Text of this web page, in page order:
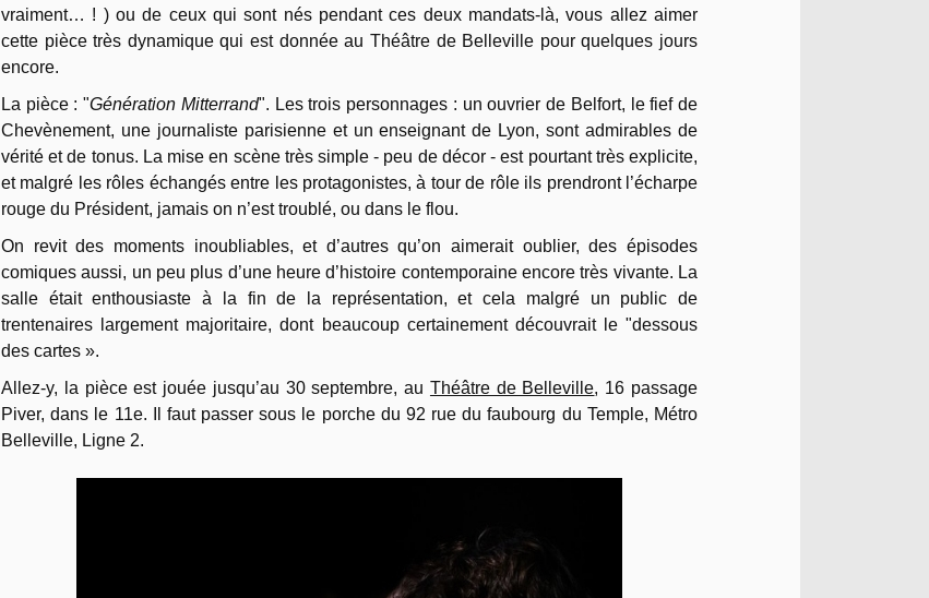
vraiment… ! ) ou de ceux qui sont nés pendant ces deux mandats-là, vous allez aimer
cette pièce très dynamique qui est donnée au Théâtre de Belleville pour quelques jours
encore.
La pièce : "Génération Mitterrand". Les trois personnages : un ouvrier de Belfort, le fief de
Chevènement, une journaliste parisienne et un enseignant de Lyon, sont admirables de
vérité et de tonus. La mise en scène très simple - peu de décor - est pourtant très explicite,
et malgré les rôles échangés entre les protagonistes, à tour de rôle ils prendront l’écharpe
rouge du Président, jamais on n’est troublé, ou dans le flou.
On revit des moments inoubliables, et d’autres qu’on aimerait oublier, des épisodes
comiques aussi, un peu plus d’une heure d’histoire contemporaine encore très vivante. La
salle était enthousiaste à la fin de la représentation, et cela malgré un public de
trentenaires largement majoritaire, dont beaucoup certainement découvrait le "dessous
des cartes ».
Allez-y, la pièce est jouée jusqu’au 30 septembre, au Théâtre de Belleville, 16 passage
Piver, dans le 11e. Il faut passer sous le porche du 92 rue du faubourg du Temple, Métro
Belleville, Ligne 2.